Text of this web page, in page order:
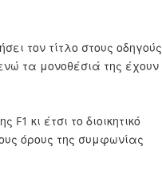
τον τίτλο στους οδηγούς
τα μονοθέσιά της έχουν
κι έτσι το διοικητικό
όρους της συμφωνίας